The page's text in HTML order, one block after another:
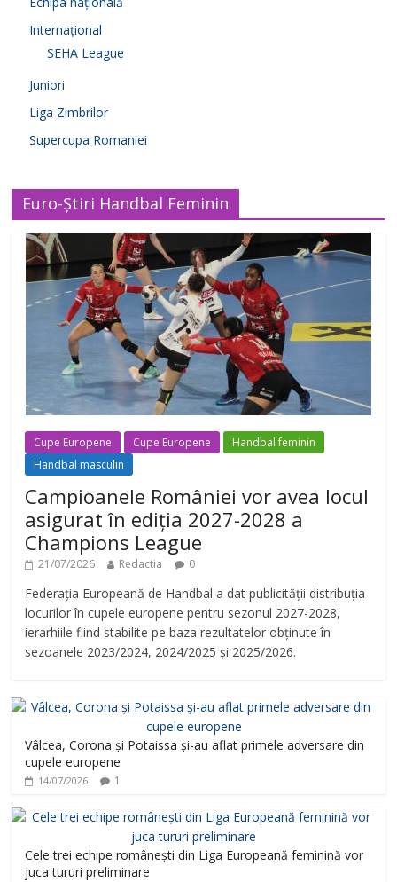
Internațional
SEHA League
Juniori
Liga Zimbrilor
Supercupa Romaniei
Euro-Știri Handbal Feminin
Cupe Europene Cupe Europene
Handbal feminin
Handbal masculin
Campioanele României vor avea locul
asigurat în ediția 2027-2028 a
Champions League
21/07/2026 Redactia 0
Federația Europeană de Handbal a dat publicității distribuția
locurilor în cupele europene pentru sezonul 2027-2028,
ierarhiile fiind stabilite pe baza rezultatelor obținute în
sezoanele 2023/2024, 2024/2025 și 2025/2026.
Vâlcea, Corona și Potaissa și-au aflat primele adversare din
cupele europene
14/07/2026 1
Cele trei echipe românești din Liga Europeană feminină vor
juca tururi preliminare